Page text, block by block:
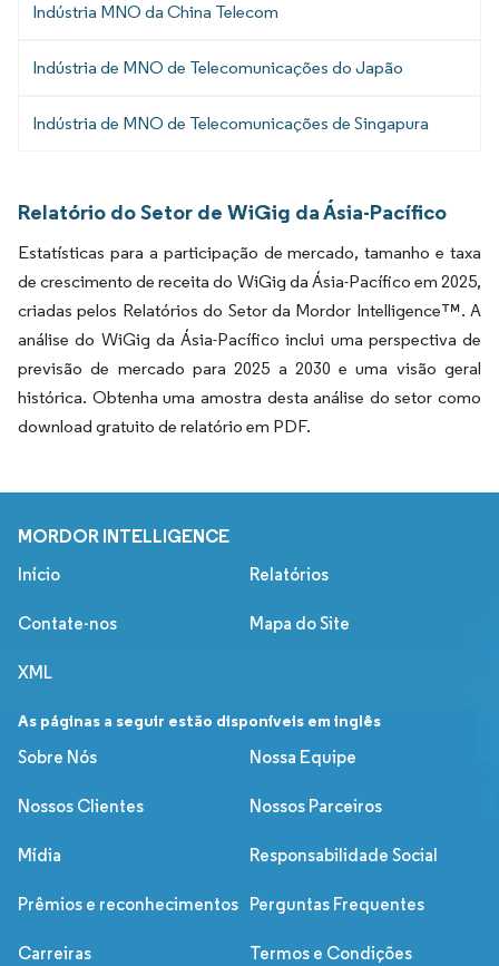
Indústria MNO da China Telecom
Indústria de MNO de Telecomunicações do Japão
Indústria de MNO de Telecomunicações de Singapura
Relatório do Setor de WiGig da Ásia-Pacífico
Estatísticas para a participação de mercado, tamanho e taxa
de crescimento de receita do WiGig da Ásia-Pacífico em 2025,
criadas pelos Relatórios do Setor da Mordor Intelligence™. A
análise do WiGig da Ásia-Pacífico inclui uma perspectiva de
previsão de mercado para 2025 a 2030 e uma visão geral
histórica. Obtenha uma amostra desta análise do setor como
download gratuito de relatório em PDF.
MORDOR INTELLIGENCE
Início Relatórios
Contate-nos Mapa do Site
XML
As páginas a seguir estão disponíveis em inglês
Sobre Nós
Nossa Equipe
Nossos Clientes Nossos Parceiros
Mídia Responsabilidade Social
Prêmios e reconhecimentos Perguntas Frequentes
Carreiras Termos e Condições